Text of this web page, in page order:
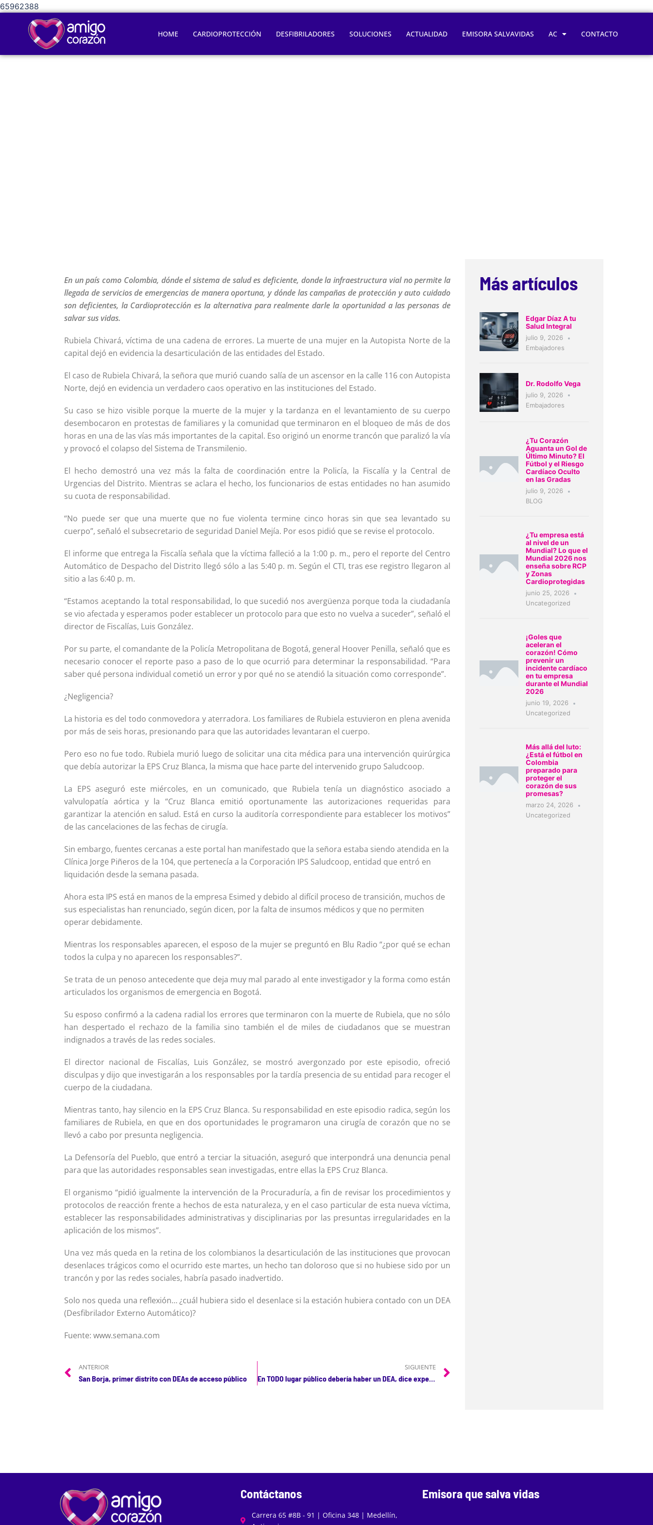
65962388
HOME CARDIOPROTECCIÓN DESFIBRILADORES SOLUCIONES ACTUALIDAD EMISORA SALVAVIDAS AC CONTACTO
En un país como Colombia, dónde el sistema de salud es deficiente, donde la infraestructura vial no permite la
llegada de servicios de emergencias de manera oportuna, y dónde las campañas de protección y auto cuidado
son deficientes, la Cardioprotección es la alternativa para realmente darle la oportunidad a las personas de
salvar sus vidas.
Rubiela Chivará, víctima de una cadena de errores. La muerte de una mujer en la Autopista Norte de la
capital dejó en evidencia la desarticulación de las entidades del Estado.
El caso de Rubiela Chivará, la señora que murió cuando salía de un ascensor en la calle 116 con Autopista
Norte, dejó en evidencia un verdadero caos operativo en las instituciones del Estado.
Su caso se hizo visible porque la muerte de la mujer y la tardanza en el levantamiento de su cuerpo
desembocaron en protestas de familiares y la comunidad que terminaron en el bloqueo de más de dos
horas en una de las vías más importantes de la capital. Eso originó un enorme trancón que paralizó la vía
y provocó el colapso del Sistema de Transmilenio.
El hecho demostró una vez más la falta de coordinación entre la Policía, la Fiscalía y la Central de
Urgencias del Distrito. Mientras se aclara el hecho, los funcionarios de estas entidades no han asumido
su cuota de responsabilidad.
“No puede ser que una muerte que no fue violenta termine cinco horas sin que sea levantado su
cuerpo”, señaló el subsecretario de seguridad Daniel Mejía. Por esos pidió que se revise el protocolo.
El informe que entrega la Fiscalía señala que la víctima falleció a la 1:00 p. m., pero el reporte del Centro
Automático de Despacho del Distrito llegó sólo a las 5:40 p. m. Según el CTI, tras ese registro llegaron al
sitio a las 6:40 p. m.
“Estamos aceptando la total responsabilidad, lo que sucedió nos avergüenza porque toda la ciudadanía
se vio afectada y esperamos poder establecer un protocolo para que esto no vuelva a suceder”, señaló el
director de Fiscalías, Luis González.
Por su parte, el comandante de la Policía Metropolitana de Bogotá, general Hoover Penilla, señaló que es
necesario conocer el reporte paso a paso de lo que ocurrió para determinar la responsabilidad. “Para
saber qué persona individual cometió un error y por qué no se atendió la situación como corresponde”.
¿Negligencia?
La historia es del todo conmovedora y aterradora. Los familiares de Rubiela estuvieron en plena avenida
por más de seis horas, presionando para que las autoridades levantaran el cuerpo.
Pero eso no fue todo. Rubiela murió luego de solicitar una cita médica para una intervención quirúrgica
que debía autorizar la EPS Cruz Blanca, la misma que hace parte del intervenido grupo Saludcoop.
La EPS aseguró este miércoles, en un comunicado, que Rubiela tenía un diagnóstico asociado a
valvulopatía aórtica y la “Cruz Blanca emitió oportunamente las autorizaciones requeridas para
garantizar la atención en salud. Está en curso la auditoría correspondiente para establecer los motivos”
de las cancelaciones de las fechas de cirugía.
Sin embargo, fuentes cercanas a este portal han manifestado que la señora estaba siendo atendida en la
Clínica Jorge Piñeros de la 104, que pertenecía a la Corporación IPS Saludcoop, entidad que entró en
liquidación desde la semana pasada.
Ahora esta IPS está en manos de la empresa Esimed y debido al difícil proceso de transición, muchos de
sus especialistas han renunciado, según dicen, por la falta de insumos médicos y que no permiten
operar debidamente.
Mientras los responsables aparecen, el esposo de la mujer se preguntó en Blu Radio “¿por qué se echan
todos la culpa y no aparecen los responsables?”.
Se trata de un penoso antecedente que deja muy mal parado al ente investigador y la forma como están
articulados los organismos de emergencia en Bogotá.
Su esposo confirmó a la cadena radial los errores que terminaron con la muerte de Rubiela, que no sólo
han despertado el rechazo de la familia sino también el de miles de ciudadanos que se muestran
indignados a través de las redes sociales.
El director nacional de Fiscalías, Luis González, se mostró avergonzado por este episodio, ofreció
disculpas y dijo que investigarán a los responsables por la tardía presencia de su entidad para recoger el
cuerpo de la ciudadana.
Mientras tanto, hay silencio en la EPS Cruz Blanca. Su responsabilidad en este episodio radica, según los
familiares de Rubiela, en que en dos oportunidades le programaron una cirugía de corazón que no se
llevó a cabo por presunta negligencia.
La Defensoría del Pueblo, que entró a terciar la situación, aseguró que interpondrá una denuncia penal
para que las autoridades responsables sean investigadas, entre ellas la EPS Cruz Blanca.
El organismo “pidió igualmente la intervención de la Procuraduría, a fin de revisar los procedimientos y
protocolos de reacción frente a hechos de esta naturaleza, y en el caso particular de esta nueva víctima,
establecer las responsabilidades administrativas y disciplinarias por las presuntas irregularidades en la
aplicación de los mismos”.
Una vez más queda en la retina de los colombianos la desarticulación de las instituciones que provocan
desenlaces trágicos como el ocurrido este martes, un hecho tan doloroso que si no hubiese sido por un
trancón y por las redes sociales, habría pasado inadvertido.
Solo nos queda una reflexión… ¿cuál hubiera sido el desenlace si la estación hubiera contado con un DEA
(Desfibrilador Externo Automático)?
Fuente: www.semana.com
ANTERIOR
San Borja, primer distrito con DEAs de acceso público
SIGUIENTE
Más artículos
Edgar Díaz A tu
Salud Integral
julio 9, 2026
Embajadores
Dr. Rodolfo Vega
julio 9, 2026
Embajadores
¿Tu Corazón
Aguanta un Gol de
Último Minuto? El
Fútbol y el Riesgo
Cardíaco Oculto
en las Gradas
julio 9, 2026
BLOG
¿Tu empresa está
al nivel de un
Mundial? Lo que el
Mundial 2026 nos
enseña sobre RCP
y Zonas
Cardioprotegidas
junio 25, 2026
Uncategorized
¡Goles que
aceleran el
corazón! Cómo
prevenir un
incidente cardíaco
en tu empresa
durante el Mundial
2026
junio 19, 2026
Uncategorized
Más allá del luto:
¿Está el fútbol en
Colombia
preparado para
proteger el
corazón de sus
promesas?
marzo 24, 2026
Uncategorized
Contáctanos
Carrera 65 #8B - 91 | Oficina 348 | Medellín,
Emisora que salva vidas